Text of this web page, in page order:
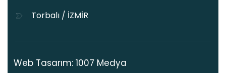
Torbalı / İZMİR
Web Tasarım: 1007 Medya